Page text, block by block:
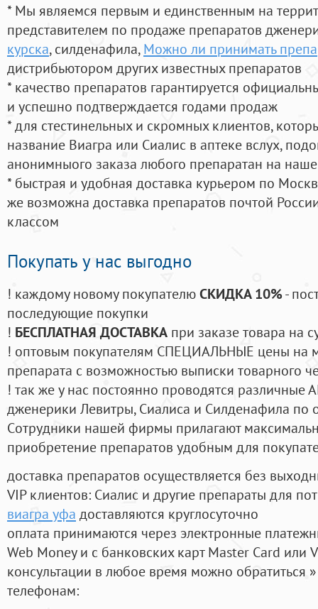
* Мы являемся первым и единственным на
представителем по продаже препаратов
курска, силденафила, Можно ли принимать
дистрибьютором других известных препаратов
* качество препаратов гарантируется
и успешно подтверждается годами продаж
* для стестинельных и скромных клиентов,
название Виагра или Сиалис в аптеке вслух,
анонимныого заказа любого препаратан на
* быстрая и удобная доставка курьером по
же возможна доставка препаратов почтой
классом
Покупать у нас выгодно
! каждому новому покупателюСКИДКА 10%-
последующие покупки
! БЕСПЛАТНАЯ ДОСТАВКА при заказе товара на
! оптовым покупателям СПЕЦИАЛЬНЫЕ цены на
препарата с возможностью выписки товарного
! так же у нас постоянно проводятся
дженерики Левитры, Сиалиса и Силденафила по
Cотрудники нашей фирмы прилагают
приобретение препаратов удобным для
доставка препаратов осуществляется без
VIP клиентов: Сиалис и другие препараты для
виагра уфа доставляются круглосуточно
оплата принимаются через электронные
Web Money и с банковских карт Master Card или
консультации в любое время можно обратиться
телефонам: